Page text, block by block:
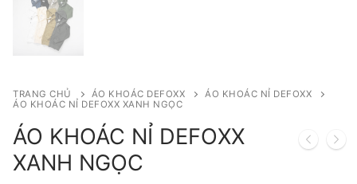
TRANG CHỦ ÁO KHOÁC DEFOXX
ÁO KHOÁC NỈ DEFOXX
ÁO KHOÁC NỈ DEFOXX XANH NGỌC
ÁO KHOÁC NỈ DEFOXX
XANH NGỌC